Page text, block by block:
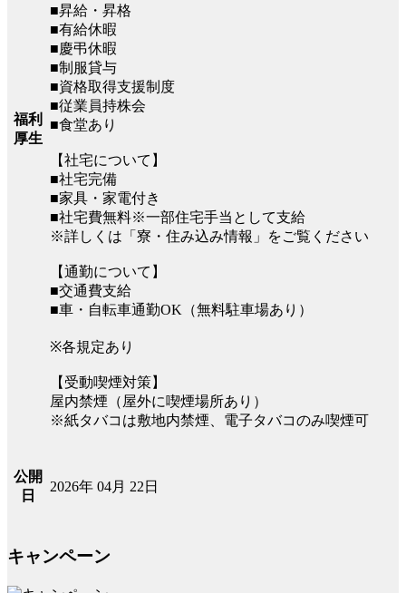
福利
厚生
■昇給・昇格
■有給休暇
■慶弔休暇
■制服貸与
■資格取得支援制度
■従業員持株会
■食堂あり
【社宅について】
■社宅完備
■家具・家電付き
■社宅費無料※一部住宅手当として支給
※詳しくは「寮・住み込み情報」をご覧ください
【通勤について】
■交通費支給
■車・自転車通勤OK（無料駐車場あり）
※各規定あり
【受動喫煙対策】
屋内禁煙（屋外に喫煙場所あり）
※紙タバコは敷地内禁煙、電子タバコのみ喫煙可
公開
日
2026年 04月 22日
キャンペーン